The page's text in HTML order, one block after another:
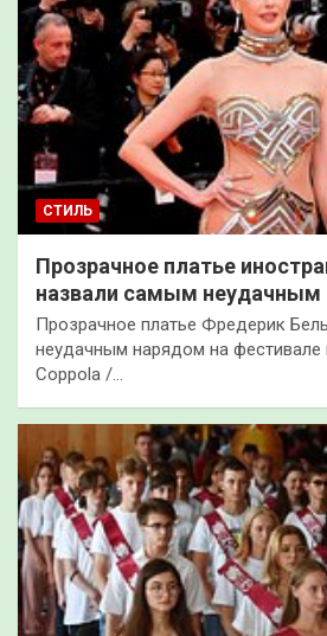
СТИЛЬ
Прозрачное платье
назвали самым неудачным
Прозрачное платье Фредерик
неудачным нарядом на фестивале
Coppola /…